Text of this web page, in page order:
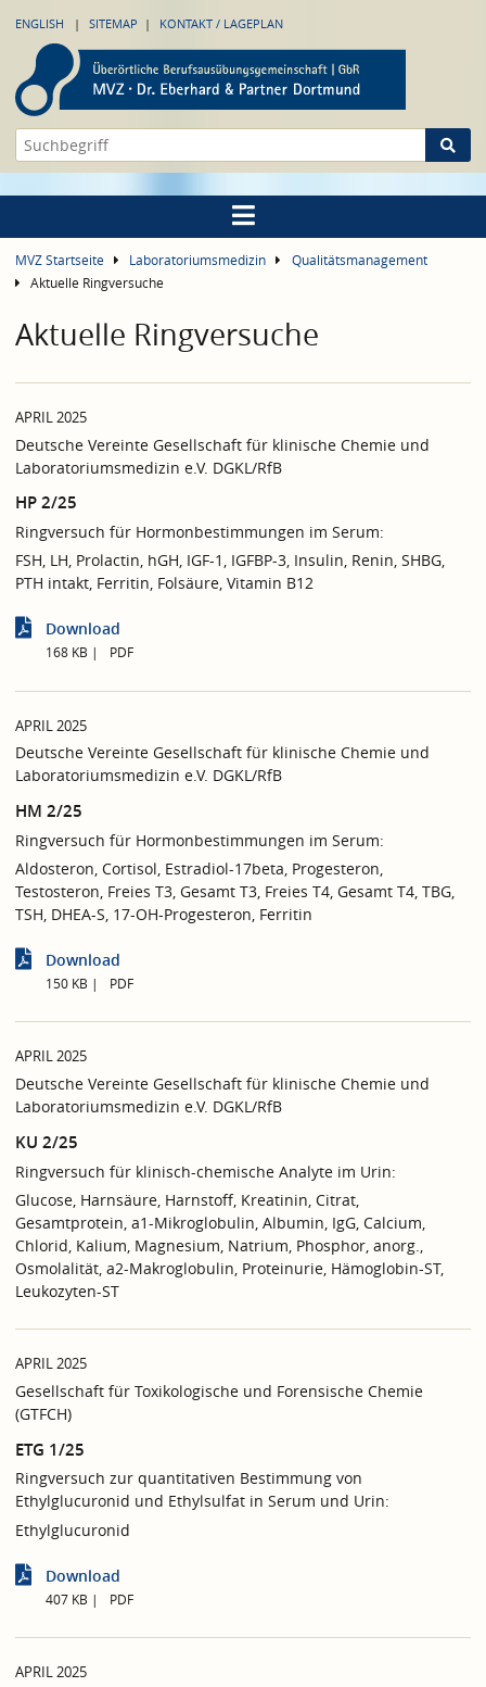
ENGLISH SITEMAP KONTAKT / LAGEPLAN
MVZ Startseite Laboratoriumsmedizin
Qualitätsmanagement
Aktuelle Ringversuche
Aktuelle Ringversuche
APRIL 2025
Deutsche Vereinte Gesellschaft für klinische Chemie und
Laboratoriumsmedizin e.V. DGKL/RfB
HP 2/25
Ringversuch für Hormonbestimmungen im Serum:
FSH, LH, Prolactin, hGH, IGF-1, IGFBP-3, Insulin, Renin, SHBG,
PTH intakt, Ferritin, Folsäure, Vitamin B12
Download
168 KB PDF
APRIL 2025
Deutsche Vereinte Gesellschaft für klinische Chemie und
Laboratoriumsmedizin e.V. DGKL/RfB
HM 2/25
Ringversuch für Hormonbestimmungen im Serum:
Aldosteron, Cortisol, Estradiol-17beta, Progesteron,
Testosteron, Freies T3, Gesamt T3, Freies T4, Gesamt T4, TBG,
TSH, DHEA-S, 17-OH-Progesteron, Ferritin
Download
150 KB PDF
APRIL 2025
Deutsche Vereinte Gesellschaft für klinische Chemie und
Laboratoriumsmedizin e.V. DGKL/RfB
KU 2/25
Ringversuch für klinisch-chemische Analyte im Urin:
Glucose, Harnsäure, Harnstoff, Kreatinin, Citrat,
Gesamtprotein, a1-Mikroglobulin, Albumin, IgG, Calcium,
Chlorid, Kalium, Magnesium, Natrium, Phosphor, anorg.,
Osmolalität, a2-Makroglobulin, Proteinurie, Hämoglobin-ST,
Leukozyten-ST
APRIL 2025
Gesellschaft für Toxikologische und Forensische Chemie
(GTFCH)
ETG 1/25
Ringversuch zur quantitativen Bestimmung von
Ethylglucuronid und Ethylsulfat in Serum und Urin:
Ethylglucuronid
Download
407 KB PDF
APRIL 2025